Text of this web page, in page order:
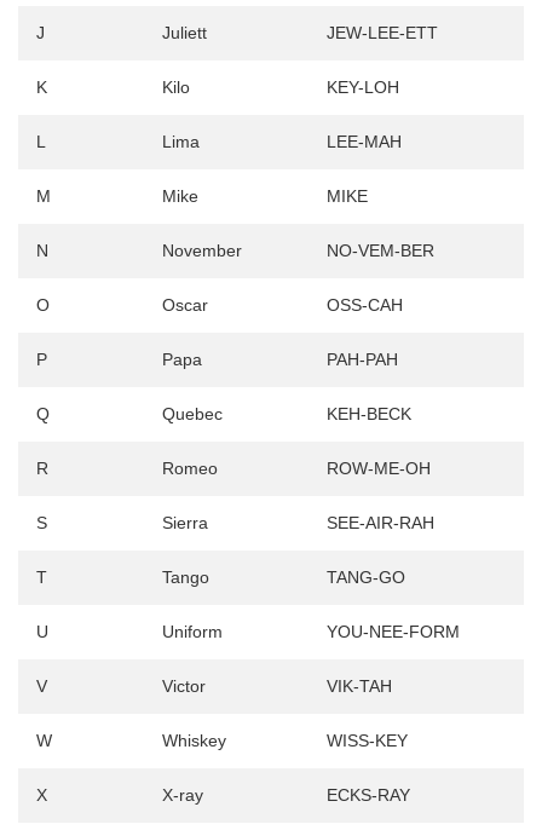
J Juliett JEW-LEE-ETT
K Kilo KEY-LOH
L Lima LEE-MAH
M Mike MIKE
N November NO-VEM-BER
O Oscar OSS-CAH
P Papa PAH-PAH
Q Quebec KEH-BECK
R Romeo ROW-ME-OH
S Sierra SEE-AIR-RAH
T Tango TANG-GO
U Uniform YOU-NEE-FORM
V Victor VIK-TAH
W Whiskey WISS-KEY
X X-ray ECKS-RAY